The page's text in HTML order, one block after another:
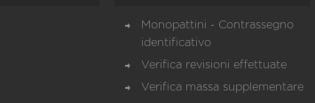
Monopattini - Contrassegno
identificativo
Verifica revisioni effettuate
Verifica massa supplementare